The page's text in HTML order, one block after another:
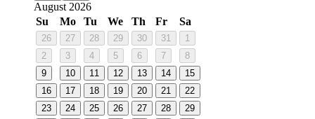
August 2026
Su
Mo Tu We Th Fr Sa
26 27 28 29 30 31
1
2
3 4 5 6 7
8
9
10 11 12 13 14
15
16
17 18 19 20 21
22
23
24 25 26 27 28
29